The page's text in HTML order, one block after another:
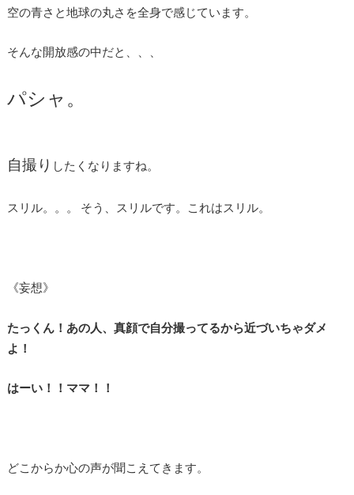
空の青さと地球の丸さを全身で感じています。
そんな開放感の中だと、、、
パシャ。
自撮り したくなりますね。
スリル。。。 そう、スリルです。これはスリル。
《妄想》
たっくん！あの人、真顔で自分撮ってるから近づいちゃダメ
よ！
はーい！！ママ！！
どこからか心の声が聞こえてきます。